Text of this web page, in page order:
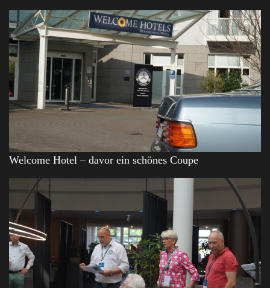
Welcome Hotel – davor ein schönes Coupe